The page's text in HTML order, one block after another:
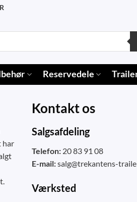
Reservedele
har
Kontakt os
Salgsafdeling
Telefon: 20 83 91 08
E-mail:salg@trekantens-
Værksted